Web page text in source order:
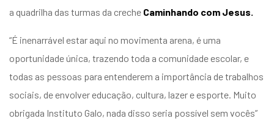
a quadrilha das turmas da creche Caminhando com Jesus.
“É inenarrável estar aqui no movimenta arena, é uma
oportunidade única, trazendo toda a comunidade escolar, e
todas as pessoas para entenderem a importância de trabalhos
sociais, de envolver educação, cultura, lazer e esporte. Muito
obrigada Instituto Galo, nada disso seria possível sem vocês”